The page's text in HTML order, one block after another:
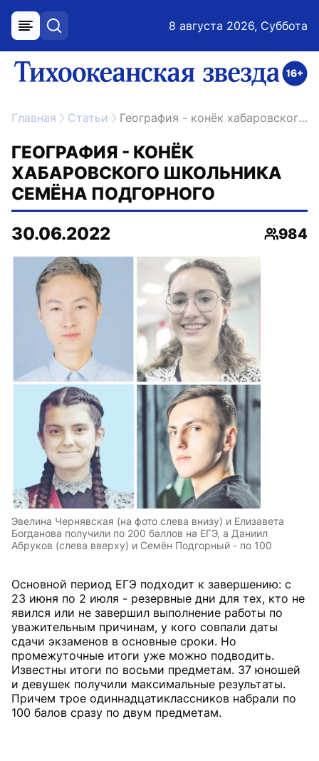
меню поиск 8 августа 2026, Суббота
ссылка на главную
Главная Статьи География - конёк хабаровского школьника Семёна Подгорного
ГЕОГРАФИЯ - КОНЁК
ХАБАРОВСКОГО ШКОЛЬНИКА
СЕМЁНА ПОДГОРНОГО
30.06.2022
984
Эвелина Чернявская (на фото слева внизу) и Елизавета
Богданова получили по 200 баллов на ЕГЭ, а Даниил
Абруков (слева вверху) и Семён Подгорный - по 100
Основной период ЕГЭ подходит к завершению: с
23 июня по 2 июля - резервные дни для тех, кто не
явился или не завершил выполнение работы по
уважительным причинам, у кого совпали даты
сдачи экзаменов в основные сроки. Но
промежуточные итоги уже можно подводить.
Известны итоги по восьми предметам. 37 юношей
и девушек получили максимальные результаты.
Причем трое одиннадцатиклассников набрали по
100 балов сразу по двум предметам.